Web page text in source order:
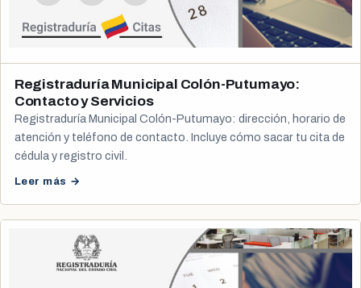
Registraduría Municipal Colón-Putumayo:
Contacto y Servicios
Registraduría Municipal Colón-Putumayo: dirección, horario de
atención y teléfono de contacto. Incluye cómo sacar tu cita de
cédula y registro civil.
Leer más →